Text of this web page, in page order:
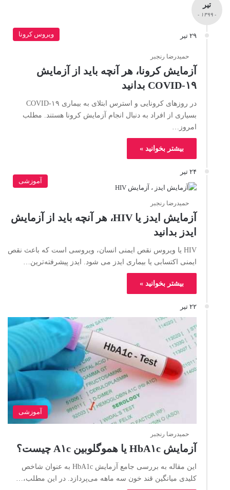
تیر
- ۱۳۹۹ -
۲۹ تیر ویروس کرونا
حمیدرضا رنجبر
آزمایش کرونا، هر آنچه باید از آزمایش
COVID-۱۹ بدانید
در روزهای کرونایی و استرس ابتلای به بیماری COVID-۱۹
بسیاری از افراد به دنبال انجام آزمایش کرونا هستند. مطلب
امروز…
بیشتر بخوانید »
۲۴ تیر
آموزشی
حمیدرضا رنجبر
آزمایش ایدز یا HIV، هر آنچه باید از آزمایش
ایدز بدانید
HIV یا ویروس نقص ایمنی انسان، ویروسی است که باعث نقص
ایمنی اکتسابی یا بیماری ایدز می شود. ایدز پیشرفته‌ترین…
بیشتر بخوانید »
۲۲ تیر
آموزشی
حمیدرضا رنجبر
آزمایش HbA۱c یا هموگلوبین A۱c چیست؟
این مقاله به بررسی جامع آزمایش HbA1c به عنوان شاخص
کلیدی میانگین قند خون سه ماهه می‌پردازد. در این مطلب،…